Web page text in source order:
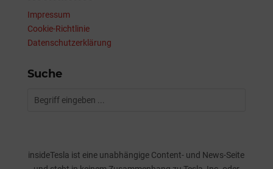
Impressum
Cookie-Richtlinie
Datenschutzerklärung
Suche
insideTesla ist eine unabhängige Content- und News-Seite